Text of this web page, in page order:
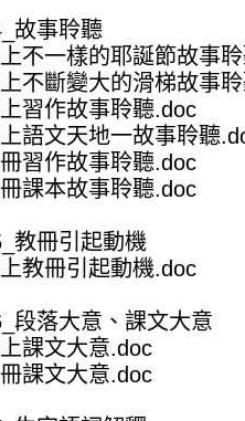
故事聆聽
不一樣的耶誕節故事
不斷變大的滑梯故事
習作故事聆聽.doc
語文天地一故事聆聽
習作故事聆聽.doc
課本故事聆聽.doc
教冊引起動機
教冊引起動機.doc
段落大意、課文大意
課文大意.doc
課文大意.doc